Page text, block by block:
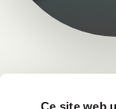
Ce site web